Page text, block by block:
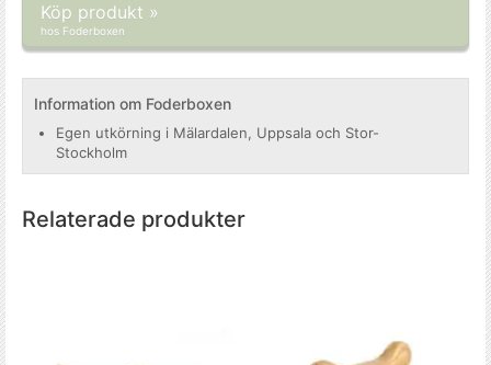
Köp produkt »
hos Foderboxen
Information om Foderboxen
Egen utkörning i Mälardalen, Uppsala och Stor-
Stockholm
Relaterade produkter